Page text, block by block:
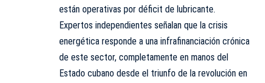
están operativas por déficit de lubricante.
Expertos independientes señalan que la crisis
energética responde a una infrafinanciación crónica
de este sector, completamente en manos del
Estado cubano desde el triunfo de la revolución en